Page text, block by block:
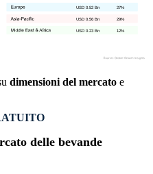
12%
USD 0.23 Bn
29%
USD 0.56 Bn
27%
USD 0.52 Bn
dimensioni del mercato e
delle bevande